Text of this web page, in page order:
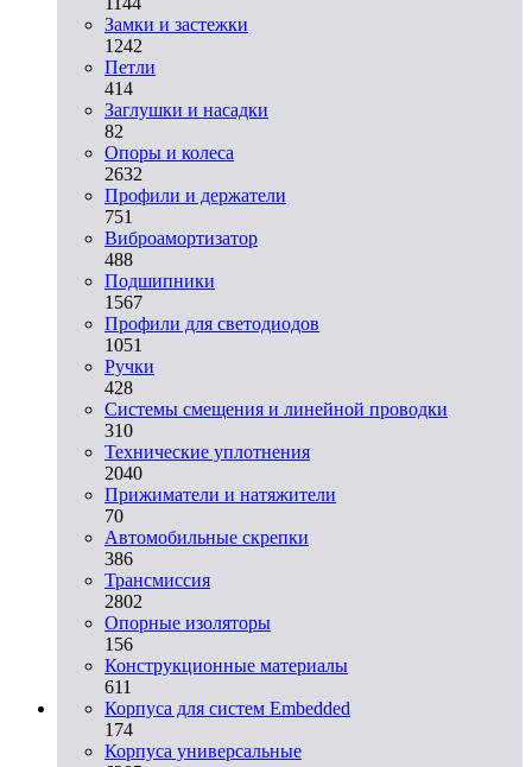
Замки и застежки
1242
Петли
414
Заглушки и насадки
82
Опоры и колеса
2632
Профили и держатели
751
Виброамортизатор
488
Подшипники
1567
Профили для светодиодов
1051
Ручки
428
Системы смещения и линейной проводки
310
Технические уплотнения
2040
Прижиматели и натяжители
70
Автомобильные скрепки
386
Трансмиссия
2802
Опорные изоляторы
156
Конструкционные материалы
611
Корпуса для систем Embedded
174
Корпуса универсальные